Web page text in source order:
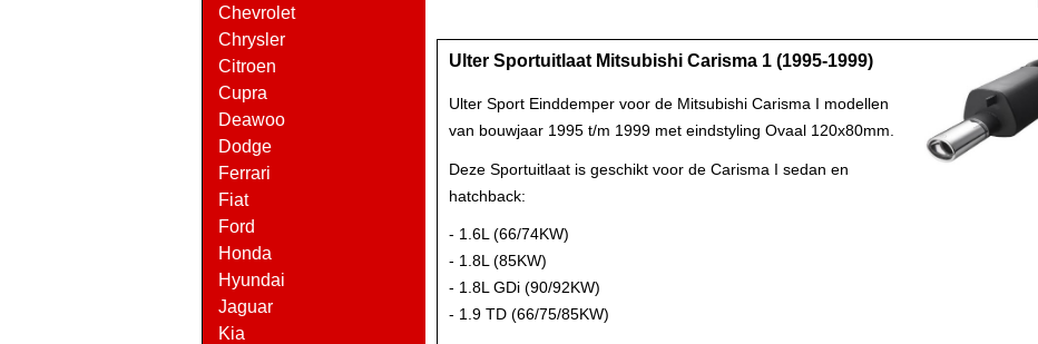
Chevrolet
Chrysler
Citroen
Cupra
Deawoo
Dodge
Ferrari
Fiat
Ford
Honda
Hyundai
Jaguar
Kia
Ulter Sportuitlaat Mitsubishi Carisma 1 (1995-1999)
Ulter Sport Einddemper voor de Mitsubishi Carisma I modellen
van bouwjaar 1995 t/m 1999 met eindstyling Ovaal 120x80mm.
Deze Sportuitlaat is geschikt voor de Carisma I sedan en
hatchback:
- 1.6L (66/74KW)
- 1.8L (85KW)
- 1.8L GDi (90/92KW)
- 1.9 TD (66/75/85KW)